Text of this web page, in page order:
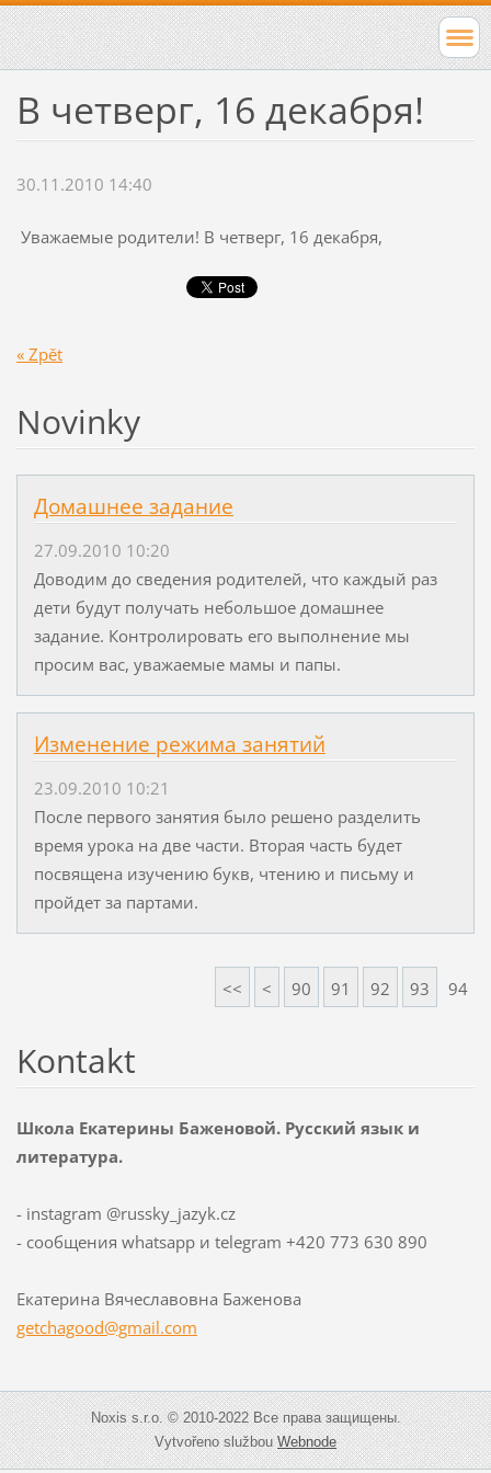
В четверг, 16 декабря!
30.11.2010 14:40
Уважаемые родители! В четверг, 16 декабря,
« Zpět
Novinky
Домашнее задание
27.09.2010 10:20
Доводим до сведения родителей, что каждый раз
дети будут получать небольшое домашнее
задание. Контролировать его выполнение мы
просим вас, уважаемые мамы и папы.
Изменение режима занятий
23.09.2010 10:21
После первого занятия было решено разделить
время урока на две части. Вторая часть будет
посвящена изучению букв, чтению и письму и
пройдет за партами.
<< < 90 91 92 93 94
Kontakt
Школа Екатерины Баженовой. Русский язык и
литература.
- instagram @russky_jazyk.cz
- сообщения whatsapp и telegram +420 773 630 890
Екатерина Вячеславовна Баженова
getchagood@gmail.com
Noxis s.r.o. © 2010-2022 Все права защищены.
Vytvořeno službouWebnode